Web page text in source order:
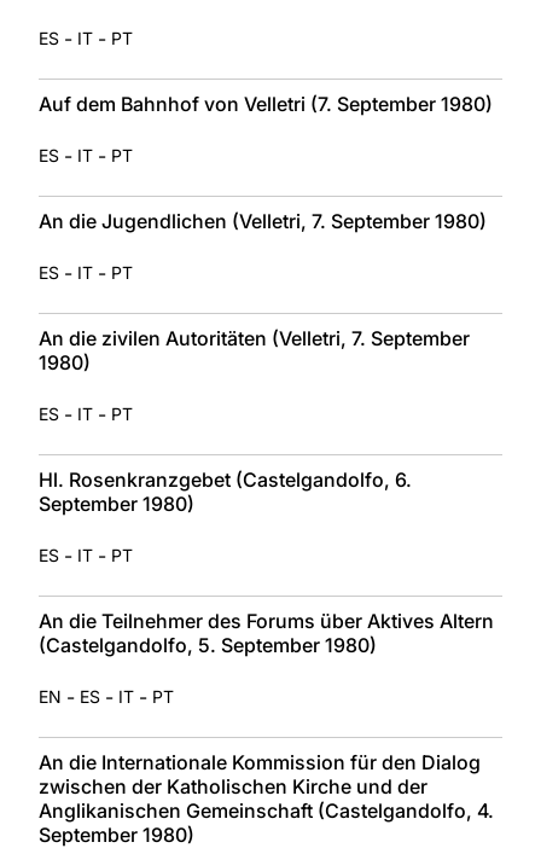
ES - IT - PT
Auf dem Bahnhof von Velletri (7. September 1980)
ES - IT - PT
An die Jugendlichen (Velletri, 7. September 1980)
ES - IT - PT
An die zivilen Autoritäten (Velletri, 7. September
1980)
ES - IT - PT
Hl. Rosenkranzgebet (Castelgandolfo, 6.
September 1980)
ES - IT - PT
An die Teilnehmer des Forums über Aktives Altern
(Castelgandolfo, 5. September 1980)
EN - ES - IT - PT
An die Internationale Kommission für den Dialog
zwischen der Katholischen Kirche und der
Anglikanischen Gemeinschaft (Castelgandolfo, 4.
September 1980)